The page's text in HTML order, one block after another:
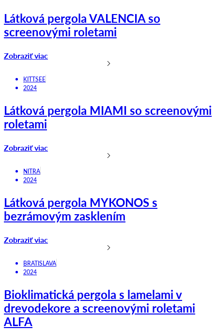
Látková pergola VALENCIA so
screenovými roletami
Zobraziť viac
KITTSEE
2024
Látková pergola MIAMI so screenovými
roletami
Zobraziť viac
NITRA
2024
Látková pergola MYKONOS s
bezrámovým zasklením
Zobraziť viac
BRATISLAVA
2024
Bioklimatická pergola s lamelami v
drevodekore a screenovými roletami
ALFA